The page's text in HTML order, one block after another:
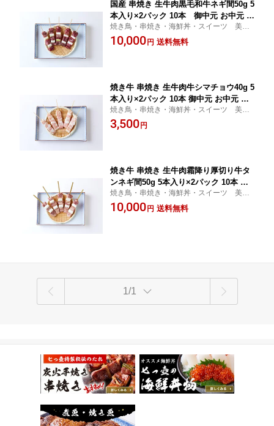
国産 串焼き 生牛肉黒毛和牛ネギ間50g 5
本入り×2パック 10本 御中元 お中元 帰
省暮 やきとり 調理済み 冷凍 焼鳥 ギフ
ト 贈答 贈り物 通販 人気 ランキング 取
焼き鳥・串焼き・海鮮丼・スイーツ 美味
しいものや・七つ壺
10,000 円 送料無料
焼き牛 串焼き 生牛肉牛シマチョウ40g 5
本入り×2パック 10本 御中元 お中元 帰
省暮 やきとり 冷凍 焼鳥 ギフト 贈答 贈
り物 通販 人気 ランキング お取り寄せ
焼き鳥・串焼き・海鮮丼・スイーツ 美味
しいものや・七つ壺
3,500 円
焼き牛 串焼き 生牛肉霜降り厚切り牛タ
ンネギ間50g 5本入り×2パック 10本 御
中元 お中元 帰省暮 やきとり 冷凍 焼鳥
ギフト 贈答 贈り物 通販 人気 ランキン
焼き鳥・串焼き・海鮮丼・スイーツ 美味
しいものや・七つ壺
10,000 円 送料無料
1/1